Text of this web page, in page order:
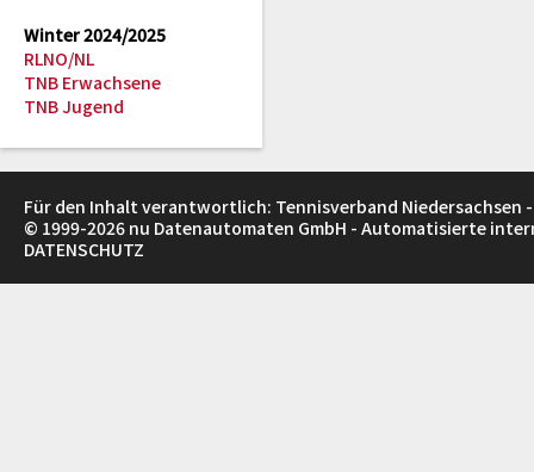
Winter 2024/2025
RLNO/NL
TNB Erwachsene
TNB Jugend
Für den Inhalt verantwortlich: Tennisverband Niedersachsen -
© 1999-2026 nu Datenautomaten GmbH - Automatisierte
DATENSCHUTZ